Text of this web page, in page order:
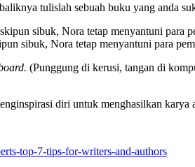
tulislah sebuah buku yang anda
sibuk, Nora tetap menyantuni para
(Punggung di kerusi, tangan di
diri untuk menghasilkan karya
top-7-tips-for-writers-and-authors